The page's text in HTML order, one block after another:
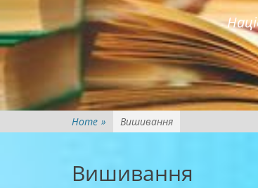
Home » Вишивання
Вишивання